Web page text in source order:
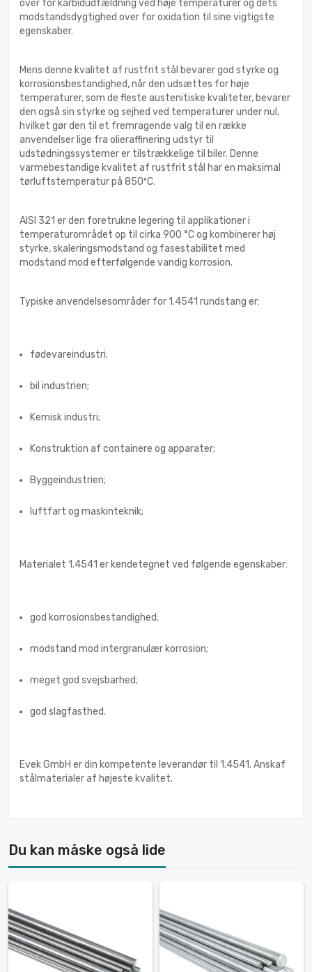
over for karbidudfældning ved høje temperaturer og dets
modstandsdygtighed over for oxidation til sine vigtigste
egenskaber.
Mens denne kvalitet af rustfrit stål bevarer god styrke og
korrosionsbestandighed, når den udsættes for høje
temperaturer, som de fleste austenitiske kvaliteter, bevarer
den også sin styrke og sejhed ved temperaturer under nul,
hvilket gør den til et fremragende valg til en række
anvendelser lige fra olieraffinering udstyr til
udstødningssystemer er tilstrækkelige til biler. Denne
varmebestandige kvalitet af rustfrit stål har en maksimal
tørluftstemperatur på 850ºC.
AISI 321 er den foretrukne legering til applikationer i
temperaturområdet op til cirka 900 °C og kombinerer høj
styrke, skaleringsmodstand og fasestabilitet med
modstand mod efterfølgende vandig korrosion.
Typiske anvendelsesområder for 1.4541 rundstang er:
fødevareindustri;
bil industrien;
Kemisk industri;
Konstruktion af containere og apparater;
Byggeindustrien;
luftfart og maskinteknik;
Materialet 1.4541 er kendetegnet ved følgende egenskaber:
god korrosionsbestandighed;
modstand mod intergranulær korrosion;
meget god svejsbarhed;
god slagfasthed.
Evek GmbH er din kompetente leverandør til 1.4541. Anskaf
stålmaterialer af højeste kvalitet.
Du kan måske også lide